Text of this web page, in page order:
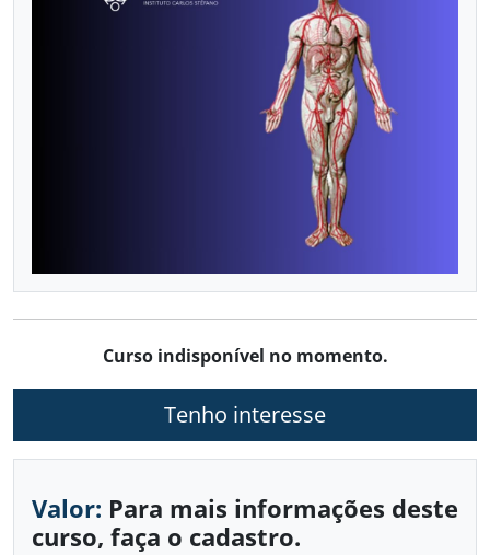
CALENDÁRIO DE CURSOS
Já sou aluno
Curso indisponível no momento.
Tenho interesse
Valor: Para mais informações deste
curso, faça o cadastro.